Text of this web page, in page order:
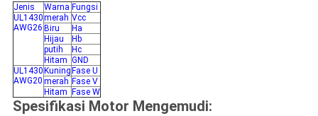
Jenis Warna Fungsi
UL1430
AWG26
merah Vcc
Biru
Ha
Hijau
Hb
putih
Hc
Hitam GND
UL1430
AWG20
Kuning Fase U
merah Fase V
Hitam
Fase W
Spesifikasi Motor Mengemudi: